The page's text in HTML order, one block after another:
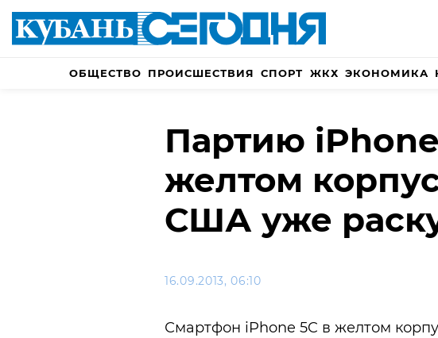
ОБЩЕСТВО ПРОИСШЕСТВИЯ СПОРТ ЖКХ ЭКОНОМИКА
Партию
желтом
США уже
16.09.2013, 06:10
Смартфон iPhone 5C в желтом